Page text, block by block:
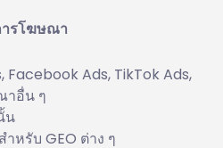
ารโฆษณา
Facebook Ads, TikTok Ads,
าอื่น ๆ
น
หรับ GEO ต่าง ๆ